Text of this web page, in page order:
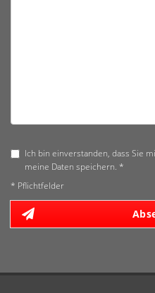
Ich bin einverstanden, dass Sie
meine Daten speichern. *
* Pflichtfelder